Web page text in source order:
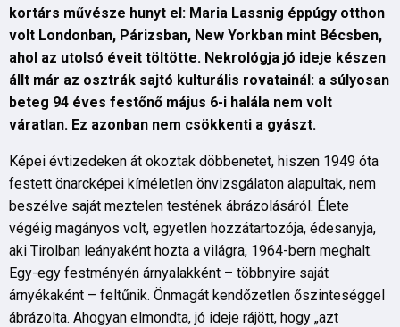
kortárs művésze hunyt el: Maria Lassnig éppúgy otthon
volt Londonban, Párizsban, New Yorkban mint Bécsben,
ahol az utolsó éveit töltötte. Nekrológja jó ideje készen
állt már az osztrák sajtó kulturális rovatainál: a súlyosan
beteg 94 éves festőnő május 6-i halála nem volt
váratlan. Ez azonban nem csökkenti a gyászt.
Képei évtizedeken át okoztak döbbenetet, hiszen 1949 óta
festett önarcképei kíméletlen önvizsgálaton alapultak, nem
beszélve saját meztelen testének ábrázolásáról. Élete
végéig magányos volt, egyetlen hozzátartozója, édesanyja,
aki Tirolban leányaként hozta a világra, 1964-bern meghalt.
Egy-egy festményén árnyalakként – többnyire saját
árnyékaként – feltűnik. Önmagát kendőzetlen őszinteséggel
ábrázolta. Ahogyan elmondta, jó ideje rájött, hogy „azt